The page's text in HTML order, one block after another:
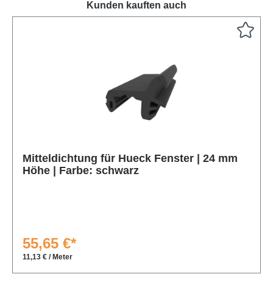
Kunden kauften auch
Mitteldichtung für Hueck Fenster | 24 mm
Höhe | Farbe: schwarz
55,65 €*
11,13 € / Meter